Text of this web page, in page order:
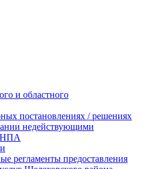
и областного
постановлениях / решениях
недействующими
НПА
регламенты предоставления